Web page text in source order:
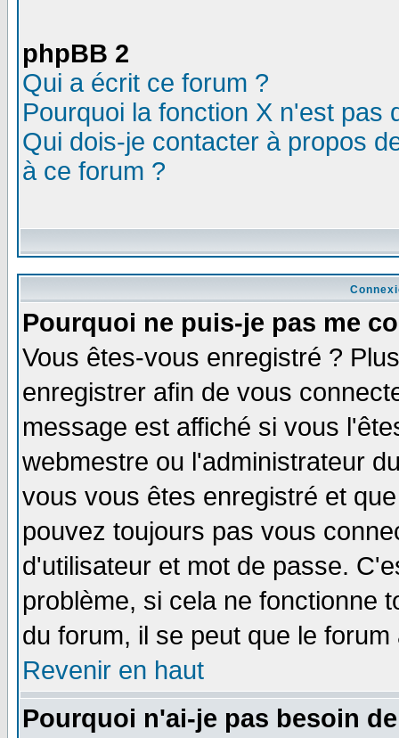
phpBB 2
Qui a écrit ce forum ?
Pourquoi la fonction X n'est pas
Qui dois-je contacter à propos
à ce forum ?
Pourquoi ne puis-je pas me
Vous êtes-vous enregistré ?
enregistrer afin de vous
message est affiché si vous
webmestre ou l'administrateur
vous vous êtes enregistré et
pouvez toujours pas vous
d'utilisateur et mot de passe.
problème, si cela ne fonctionne
du forum, il se peut que le
Revenir en haut
Pourquoi n'ai-je pas besoin